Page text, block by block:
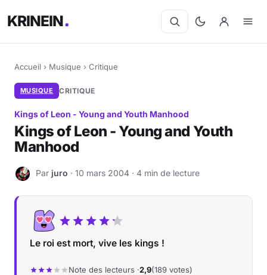
KRINEIN
Accueil › Musique › Critique
MUSIQUE CRITIQUE
Kings of Leon - Young and Youth Manhood
Kings of Leon - Young and Youth
Manhood
J Par juro · 10 mars 2004 · 4 min de lecture
Le roi est mort, vive les kings !
Note des lecteurs ·2,9(189 votes)